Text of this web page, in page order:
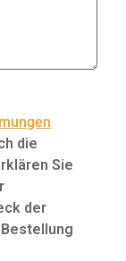
die
Sie
der